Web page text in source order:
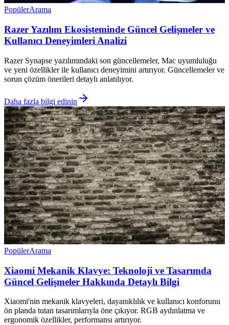
PopülerArama
Razer Yazılım Ekosisteminde Güncel Gelişmeler ve
Kullanıcı Deneyimleri Analizi
Razer Synapse yazılımındaki son güncellemeler, Mac uyumluluğu
ve yeni özellikler ile kullanıcı deneyimini artırıyor. Güncellemeler ve
sorun çözüm önerileri detaylı anlatılıyor.
Daha fazla bilgi edinin
PopülerArama
Xiaomi Mekanik Klavye: Teknoloji ve Tasarımda
Güncel Gelişmeler Hakkında Detaylı Bilgi
Xiaomi'nin mekanik klavyeleri, dayanıklılık ve kullanıcı konforunu
ön planda tutan tasarımlarıyla öne çıkıyor. RGB aydınlatma ve
ergonomik özellikler, performansı artırıyor.